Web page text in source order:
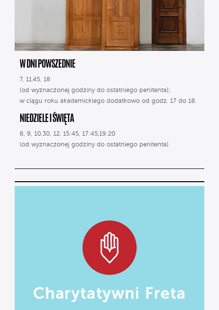
W DNI POWSZEDNIE
7, 11.45, 18
(od wyznaczonej godziny do ostatniego penitenta);
w ciągu roku akademickiego dodatkowo od godz. 17 do 18.
NIEDZIELE I ŚWIĘTA
8, 9, 10.30, 12, 15:45, 17:45,19:20
(od wyznaczonej godziny do ostatniego penitenta)